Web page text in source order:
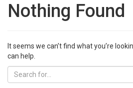
Nothing Found
It seems we can’t find what you’re
can help.